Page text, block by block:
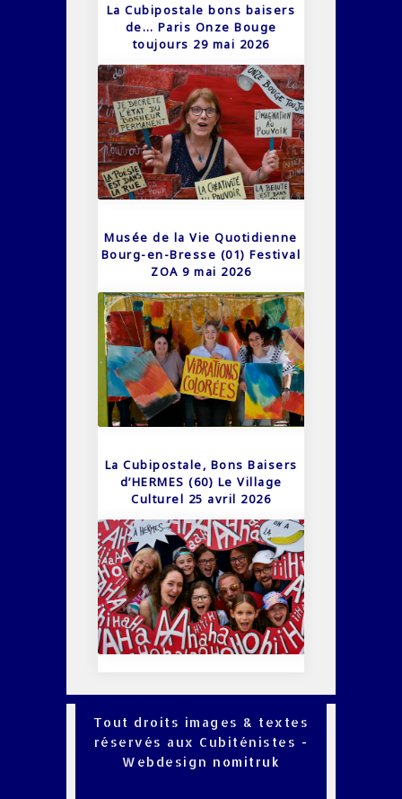
La Cubipostale bons baisers
de… Paris Onze Bouge
toujours 29 mai 2026
Musée de la Vie Quotidienne
Bourg-en-Bresse (01) Festival
ZOA 9 mai 2026
La Cubipostale, Bons Baisers
d’HERMES (60) Le Village
Culturel 25 avril 2026
Tout droits images & textes
réservés aux Cubiténistes -
Webdesign nomitruk